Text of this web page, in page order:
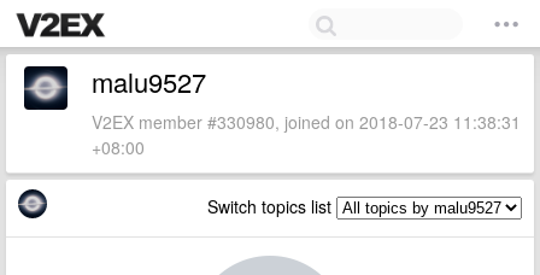
malu9527
V2EX member #330980, joined on 2018-07-23 11:38:31
+08:00
Switch topics list